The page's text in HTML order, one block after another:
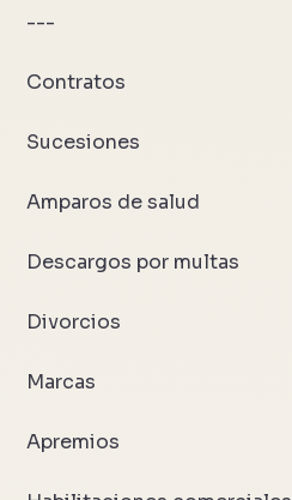
---
Contratos
Sucesiones
Amparos de salud
Descargos por multas
Divorcios
Marcas
Apremios